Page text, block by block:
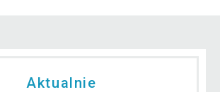
Aktualnie